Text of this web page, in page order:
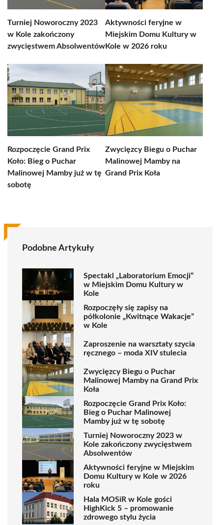
Turniej Noworoczny 2023
w Kole zakończony
zwycięstwem Absolwentów
Aktywności feryjne w
Miejskim Domu Kultury w
Kole w 2026 roku
Rozpoczęcie Grand Prix
Koło: Bieg o Puchar
Malinowej Mamby już w tę
sobotę
Zwycięzcy Biegu o Puchar
Malinowej Mamby na
Grand Prix Koła
Podobne Artykuły
Spectakl „Laboratorium Emocji”
w Miejskim Domu Kultury w
Kole
Rozpoczęły się zapisy na
półkolonie „Kwitnące Wakacje”
w Kole
Zaproszenie na warsztaty szycia
ręcznego – moda XIV stulecia
Zwycięzcy Biegu o Puchar
Malinowej Mamby na Grand Prix
Koła
Rozpoczęcie Grand Prix Koło:
Bieg o Puchar Malinowej
Mamby już w tę sobotę
Turniej Noworoczny 2023 w
Kole zakończony zwycięstwem
Absolwentów
Aktywności feryjne w Miejskim
Domu Kultury w Kole w 2026
roku
Hala MOSiR w Kole gości
HighKick 5 – promowanie
zdrowego stylu życia